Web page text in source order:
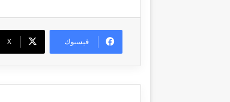
فيسبوك ‫X